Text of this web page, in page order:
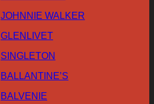
JOHNNIE WALKER
GLENLIVET
SINGLETON
BALLANTINE’S
BALVENIE